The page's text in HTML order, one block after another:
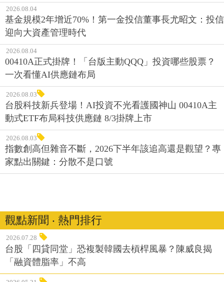
2026.08.04
基金規模2年增近70%！第一金投信董事長尤昭文：投信
迎向大資產管理時代
2026.08.04
00410A正式掛牌！「台版主動QQQ」投資哪些股票？
一次看懂AI供應鏈布局
2026.08.03
台股科技新兵登場！AI投資不光看護國神山 00410A主
動式ETF布局科技供應鏈 8/3掛牌上市
2026.08.03
指數創高但雜音不斷，2026下半年該追高還是觀望？專
家點出關鍵：分散不是口號
觀點新聞 ‧ 熱門排行
2026.07.28
台股「四貸同堂」恐複製韓國去槓桿風暴？陳威良揭
「融資體脂率」不高